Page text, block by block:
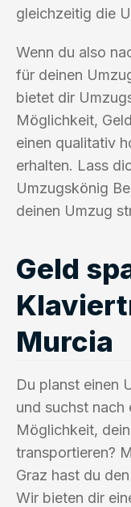
gleichzeitig die
Wenn du also
für deinen
bietet dir
Möglichkeit,
einen qualitativ
erhalten. Lass
Umzugskönig
deinen Umzug
Geld
Murcia
Du planst einen
und suchst nach
Möglichkeit,
transportieren?
Graz hast du
Wir bieten dir